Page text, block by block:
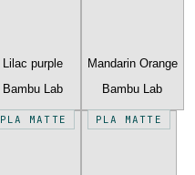
Lilac purple
Bambu Lab
Mandarin Orange
Bambu Lab
PLA MATTE PLA MATTE